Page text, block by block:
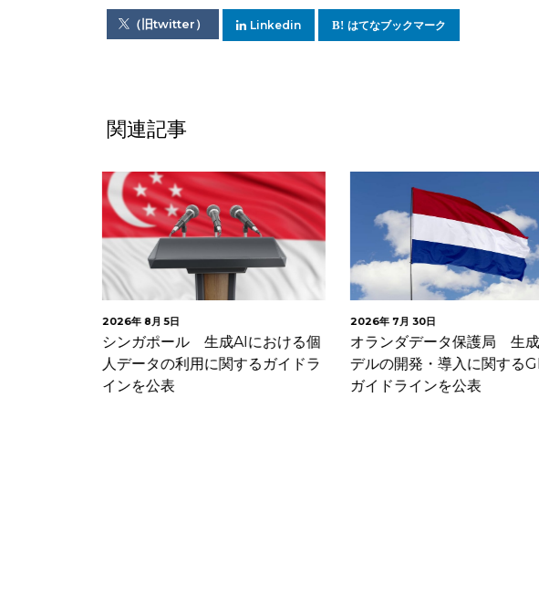
（旧twitter） Linkedin はてなブックマーク
関連記事
2026年 7月 30日
オランダデータ保護局 生成AIモ
デルの開発・導入に関するGDPR
ガイドラインを公表
2026年 7月 23日
フランスCNIL 雇用主が従
等の活動を監視する際に遵
き3つの要件を解説